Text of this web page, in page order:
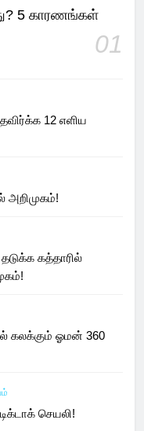
5 காரணங்கள்
01
12 எளிய
அறிமுகம்!
கத்தாரில்
கலக்கும் ஓமன் 360
செயலி!